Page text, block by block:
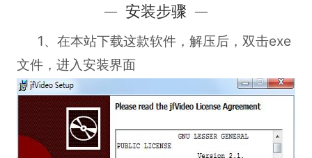
安装步骤
1、在本站下载这款软件，解压后，双击exe
文件，进入安装界面